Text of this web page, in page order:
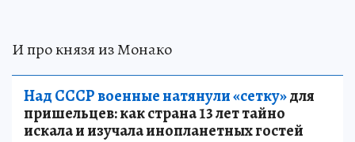
И про князя из Монако
Над СССР военные натянули «сетку»для
пришельцев: как страна 13 лет тайно
искала и изучала инопланетных гостей